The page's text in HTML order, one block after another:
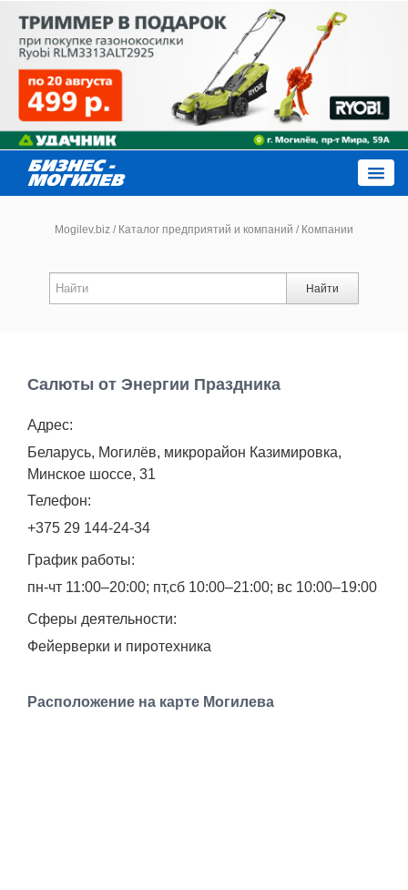
Новости компаний
Каталог
Работа
Афиша
Объявления
Транспорт
Погода
Еще
Mogilev.biz / Каталог предприятий и компаний / Компании
Найти
Салюты от Энергии Праздника
Адрес:
Беларусь, Могилёв, микрорайон Казимировка,
Минское шоссе, 31
Телефон:
+375 29 144-24-34
График работы:
пн-чт 11:00–20:00; пт,сб 10:00–21:00; вс 10:00–19:00
Сферы деятельности:
Фейерверки и пиротехника
Расположение на карте Могилева